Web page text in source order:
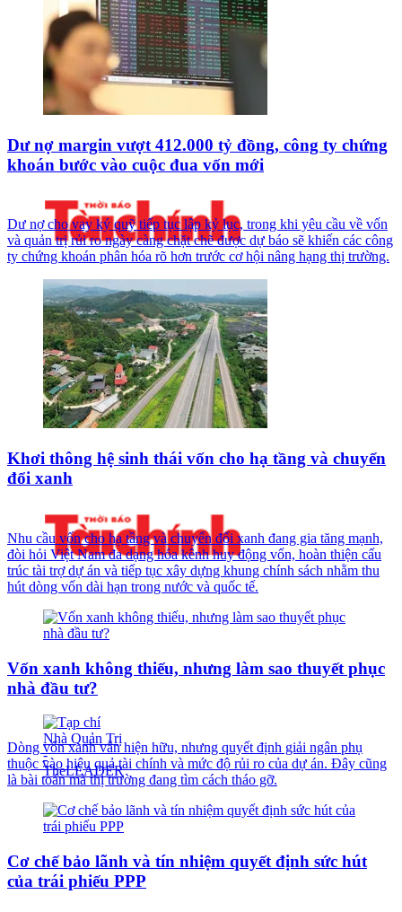
Dư nợ margin vượt 412.000 tỷ đồng, công ty chứng
khoán bước vào cuộc đua vốn mới
Dư nợ cho vay ký quỹ tiếp tục lập kỷ lục, trong khi yêu cầu về vốn
và quản trị rủi ro ngày càng chặt chẽ được dự báo sẽ khiến các công
ty chứng khoán phân hóa rõ hơn trước cơ hội nâng hạng thị trường.
Khơi thông hệ sinh thái vốn cho hạ tầng và chuyển
đổi xanh
Nhu cầu vốn cho hạ tầng và chuyển đổi xanh đang gia tăng mạnh,
đòi hỏi Việt Nam đa dạng hóa kênh huy động vốn, hoàn thiện cấu
trúc tài trợ dự án và tiếp tục xây dựng khung chính sách nhằm thu
hút dòng vốn dài hạn trong nước và quốc tế.
Vốn xanh không thiếu, nhưng làm sao thuyết phục
nhà đầu tư?
Dòng vốn xanh vẫn hiện hữu, nhưng quyết định giải ngân phụ
thuộc vào hiệu quả tài chính và mức độ rủi ro của dự án. Đây cũng
là bài toán mà thị trường đang tìm cách tháo gỡ.
Cơ chế bảo lãnh và tín nhiệm quyết định sức hút
của trái phiếu PPP